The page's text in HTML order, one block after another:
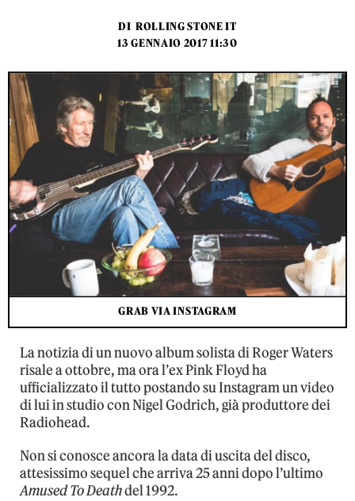
DI ROLLING STONE IT
13 GENNAIO 2017 11:30
GRAB VIA INSTAGRAM
La notizia di un nuovo album solista di Roger Waters
risale a ottobre, ma ora l’ex Pink Floyd ha
ufficializzato il tutto postando su Instagram un video
di lui in studio con Nigel Godrich, già produttore dei
Radiohead.
Non si conosce ancora la data di uscita del disco,
attesissimo sequel che arriva 25 anni dopo l’ultimo
Amused To Deathdel 1992.